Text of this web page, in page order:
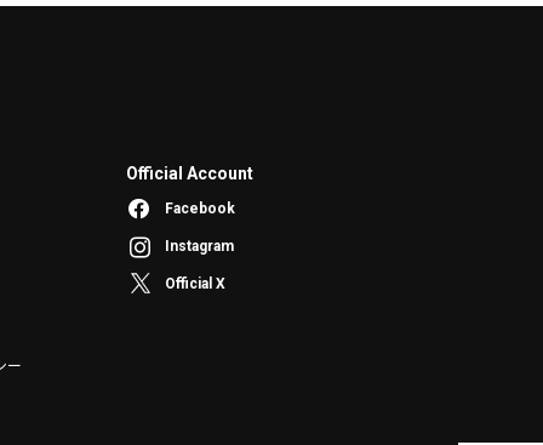
ー
Official Account
Facebook
Instagram
Official X